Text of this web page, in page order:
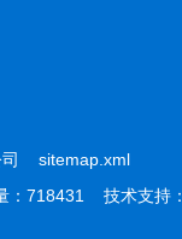
司 sitemap.xml
：718431 技术支持：